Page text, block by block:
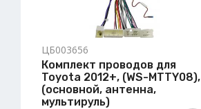
ЦБ003656
Комплект проводов для
Toyota 2012+, (WS-MTTY08),
(основной, антенна,
мультируль)